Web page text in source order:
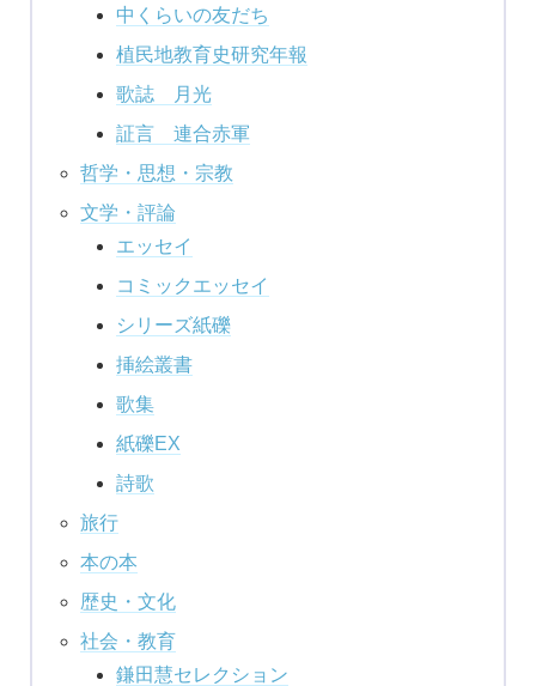
中くらいの友だち
植民地教育史研究年報
歌誌 月光
証言 連合赤軍
哲学・思想・宗教
文学・評論
エッセイ
コミックエッセイ
シリーズ紙礫
挿絵叢書
歌集
紙礫EX
詩歌
旅行
本の本
歴史・文化
社会・教育
鎌田慧セレクション